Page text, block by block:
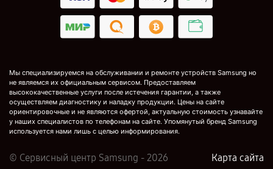
Мы специализируемся на обслуживании и ремонте устройств Samsung но
не являемся их официальным сервисом. Предоставляем
высококачественные услуги после истечения гарантии, а также
осуществляем диагностику и наладку продукции. Цены на сайте
ориентировочные и не являются офертой, актуальную стоимость узнавайте
у наших специалистов по телефонам на сайте. Упомянутый бренд Samsung
используется нами лишь с целью информирования.
© Сервисный центр Samsung - 2026 Карта сайта